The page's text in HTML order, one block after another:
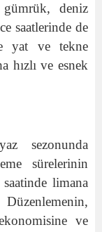
gümrük, deniz
saatlerinde de
yat ve tekne
hızlı ve esnek
sezonunda
sürelerinin
limana
Düzenlemenin,
ve